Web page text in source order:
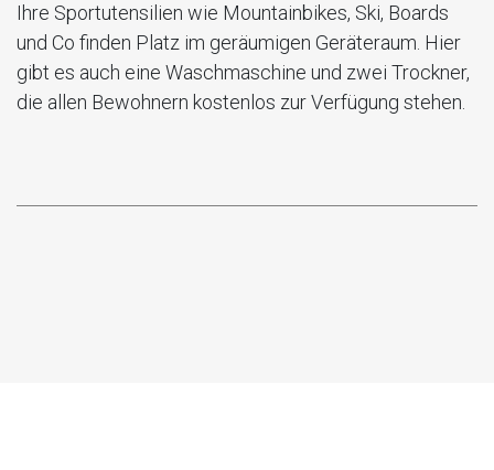
Ihre Sportutensilien wie Mountainbikes, Ski, Boards
und Co finden Platz im geräumigen Geräteraum. Hier
gibt es auch eine Waschmaschine und zwei Trockner,
die allen Bewohnern kostenlos zur Verfügung stehen.